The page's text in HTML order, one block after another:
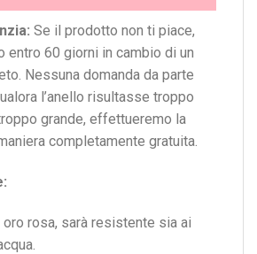
Se il prodotto non ti piace,
entro 60 giorni in cambio di un
Nessuna domanda da parte
l’anello risultasse troppo
grande, effettueremo la
completamente gratuita.
rosa, sarà resistente sia ai